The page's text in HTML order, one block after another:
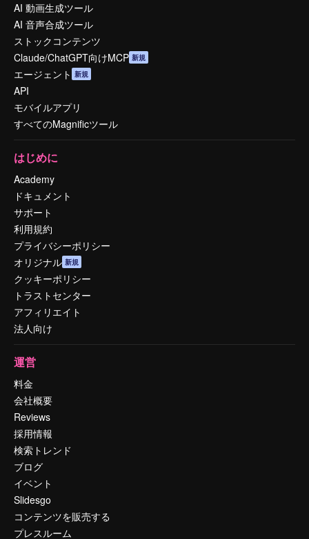
AI 動画生成ツール
AI 音声合成ツール
ストックコンテンツ
Claude/ChatGPT向けMCP 新規
エージェント 新規
API
モバイルアプリ
すべてのMagnificツール
はじめに
Academy
ドキュメント
サポート
利用規約
プライバシーポリシー
オリジナル 新規
クッキーポリシー
トラストセンター
アフィリエイト
法人向け
運営
料金
会社概要
Reviews
採用情報
検索トレンド
ブログ
イベント
Slidesgo
コンテンツを販売する
プレスルーム